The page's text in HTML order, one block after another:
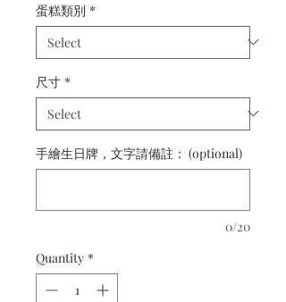
蛋糕類別 *
尺寸 *
手繪生日牌，文字請備註： (optional)
0/20
Quantity *